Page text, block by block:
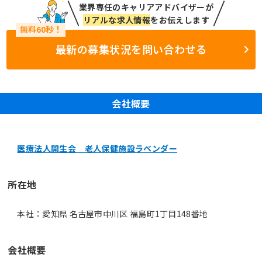
業界専任のキャリアアドバイザーが
リアルな求人情報をお伝えします
最新の募集状況を問い合わせる
会社概要
医療法人開生会 老人保健施設ラベンダー
所在地
本社：愛知県 名古屋市中川区 福島町1丁目148番地
会社概要